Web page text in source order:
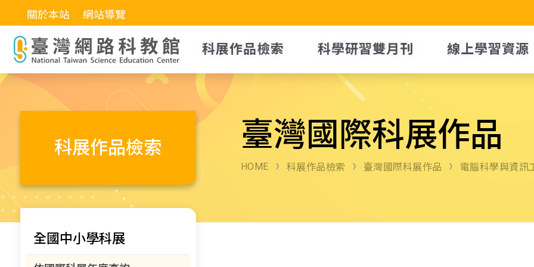
關於本站 網站導覽
科展作品檢索 科學研習雙月刊 線上學習資源
科展作品檢索 臺灣國際科展作品
HOME 科展作品檢索 臺灣國際科展作品 電腦科學與資訊
全國中小學科展